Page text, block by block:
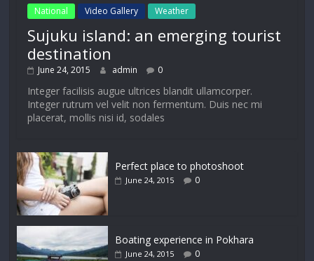
National Video Gallery Weather
Sujuku island: an emerging tourist
destination
June 24, 2015 admin 0
Integer facilisis augue ultrices blandit ullamcorper.
Integer rutrum vel velit non fermentum. Duis nec mi
placerat, mollis nisi id, sodales
Perfect place to photoshoot
June 24, 2015 0
Boating experience in Pokhara
June 24, 2015 0